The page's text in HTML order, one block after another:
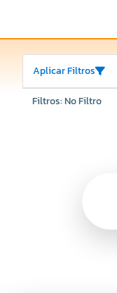
Aplicar Filtros
Filtros: No Filtro